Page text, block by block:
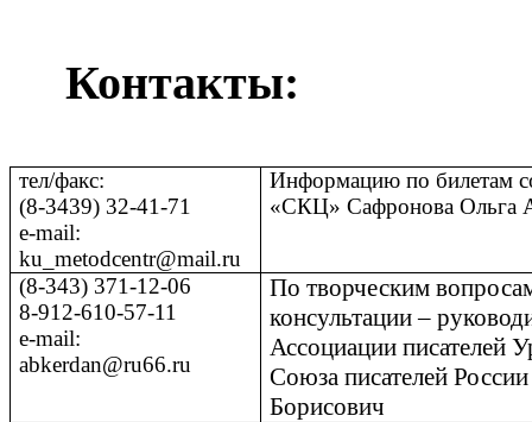
Контакты:
тел/факс:
(8-3439) 32-41-71
е-mail:
ku _metodcentr@mail.ru
Информацию по билетам
«СКЦ» Сафронова Ольга
(8-343) 371-12-06
8-912-610-57-11
е-mail:
abkerdan@ru66.ru
По творческим
консультации –
Ассоциации писателей
Союза писателей
Борисович